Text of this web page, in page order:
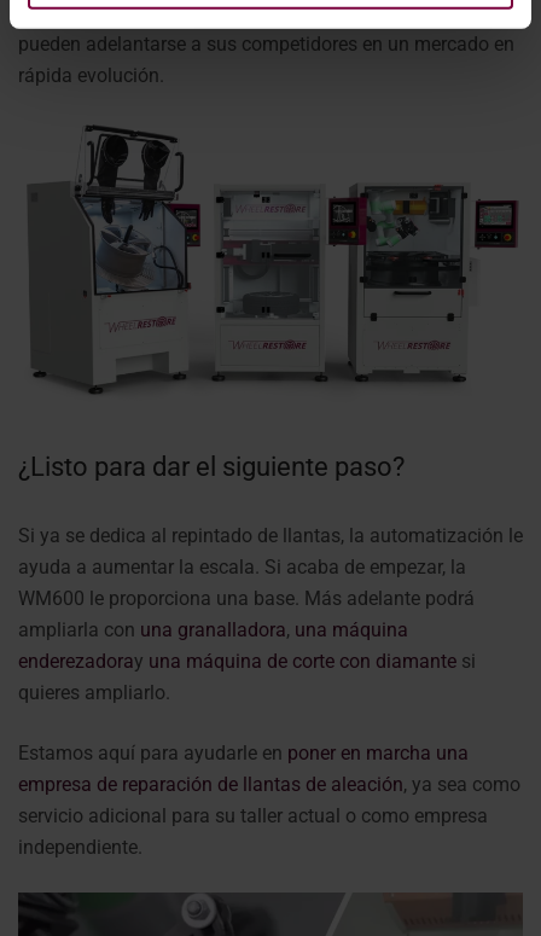
automática de pintura de llantas WM600. De este modo,
pueden adelantarse a sus competidores en un mercado en
rápida evolución.
¿Listo para dar el siguiente paso?
Si ya se dedica al repintado de llantas, la automatización le
ayuda a aumentar la escala. Si acaba de empezar, la
WM600 le proporciona una base. Más adelante podrá
ampliarla con una granalladora, una máquina
enderezadoray una máquina de corte con diamante si
quieres ampliarlo.
Estamos aquí para ayudarle en poner en marcha una
empresa de reparación de llantas de aleación, ya sea como
servicio adicional para su taller actual o como empresa
independiente.